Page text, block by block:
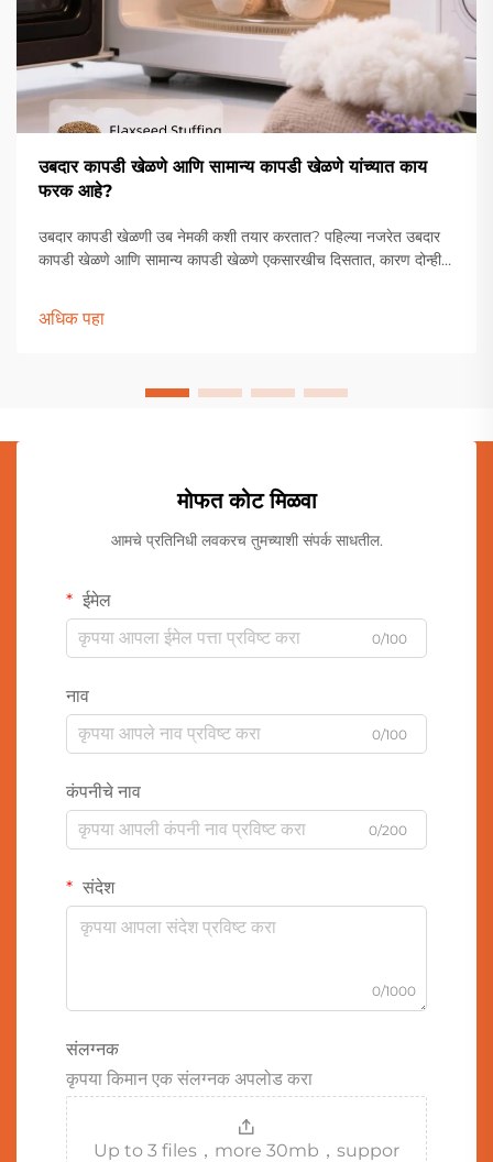
उबदार कापडी खेळणे आणि सामान्य कापडी खेळणे यांच्यात काय
फरक आहे?
उबदार कापडी खेळणी उब नेमकी कशी तयार करतात? पहिल्या नजरेत उबदार
कापडी खेळणे आणि सामान्य कापडी खेळणे एकसारखीच दिसतात, कारण दोन्ही
मोठा फरक असतो. सामान्य कापूस भरल्याशिवाय, उबदार कापडी खेळण्यांमध्ये
सामान्य कापडी खेळण्यांपेक्षा वेगळीच सामग्री वापरली जाते...
अधिक पहा
मोफत कोट मिळवा
आमचे प्रतिनिधी लवकरच तुमच्याशी संपर्क साधतील.
ईमेल
0/100
नाव
0/100
कंपनीचे नाव
0/200
संदेश
0/1000
संलग्नक
कृपया किमान एक संलग्नक अपलोड करा
Up to 3 files，more 30mb，suppor